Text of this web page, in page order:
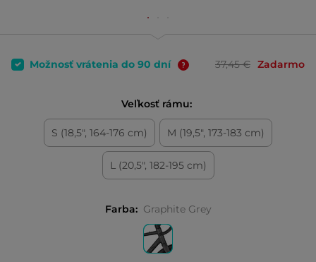
Možnosť vrátenia do 90 dní 37,45 € Zadarmo
Veľkosť rámu:
S (18,5", 164-176 cm) M (19,5", 173-183 cm)
L (20,5", 182-195 cm)
Farba: Graphite Grey